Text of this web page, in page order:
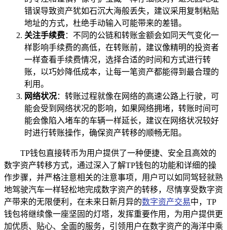
错误导致资产犹如石沉大海般丢失，建议采用复制粘贴
地址的方式，杜绝手动输入可能带来的差错。
关注手续费：不同的公链和转账金额会如同天气变化一
样影响手续费的高低，在转账前，建议像精明的投资者
一样查看手续费情况，选择合适的时间和方式进行转
账，以巧妙降低成本，让每一笔资产都能得到最合理的
利用。
网络状况：转账过程就像在网络的高速公路上行驶，可
能会受到网络状况的影响，如果网络拥堵，转账时间可
能会像陷入堵车的车辆一样延长，建议在网络状况较好
时进行转账操作，确保资产转移的顺畅无阻。
TP钱包直接转币为用户提供了一种便捷、安全且高效的
数字资产转移方式，通过深入了解TP钱包的功能和详细的操
作步骤，并严格注意相关的注意事项，用户可以如同驾轻就熟
地驾驶汽车一样轻松地完成数字资产的转移，尽情享受数字资
产带来的无限便利，在未来日新月异的数字资产交易中，TP
钱包将继续像一座坚固的灯塔，发挥重要作用，为用户提供更
加优质、贴心、全面的服务，引领用户在数字资产的海洋中乘